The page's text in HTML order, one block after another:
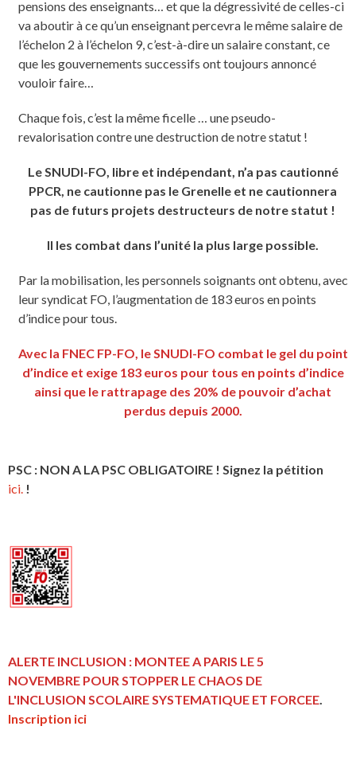
pensions des enseignants… et que la dégressivité de celles-ci
va aboutir à ce qu’un enseignant percevra le même salaire de
l’échelon 2 à l’échelon 9, c’est-à-dire un salaire constant, ce
que les gouvernements successifs ont toujours annoncé
vouloir faire…
Chaque fois, c’est la même ficelle … une pseudo-
revalorisation contre une destruction de notre statut !
Le SNUDI-FO, libre et indépendant, n’a pas cautionné
PPCR, ne cautionne pas le Grenelle et ne cautionnera
pas de futurs projets destructeurs de notre statut !
Il les combat dans l’unité la plus large possible.
Par la mobilisation, les personnels soignants ont obtenu, avec
leur syndicat FO, l’augmentation de 183 euros en points
d’indice pour tous.
Avec la FNEC FP-FO, le SNUDI-FO combat le gel du point
d’indice et exige 183 euros pour tous en points d’indice
ainsi que le rattrapage des 20% de pouvoir d’achat
perdus depuis 2000.
PSC : NON A LA PSC OBLIGATOIRE ! Signez la pétition
ici. !
ALERTE INCLUSION : MONTEE A PARIS LE 5
NOVEMBRE POUR STOPPER LE CHAOS DE
L'INCLUSION SCOLAIRE SYSTEMATIQUE ET FORCEE
Inscription ici